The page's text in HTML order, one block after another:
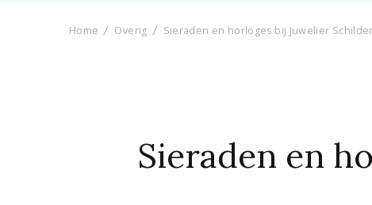
Home Overig Sieraden en horloges bij Juwelier
Sieraden en